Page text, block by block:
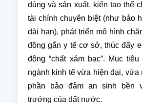
dùng và sản xuất, kiến tạo thể
tài chính chuyên biệt (như bảo
dài hạn), phát triển mô hình
đồng gắn y tế cơ sở, thúc đẩy
động “chất xám bạc”. Mục
ngành kinh tế vừa hiện đại, vừa
phần bảo đảm an sinh bền
trưởng của đất nước.